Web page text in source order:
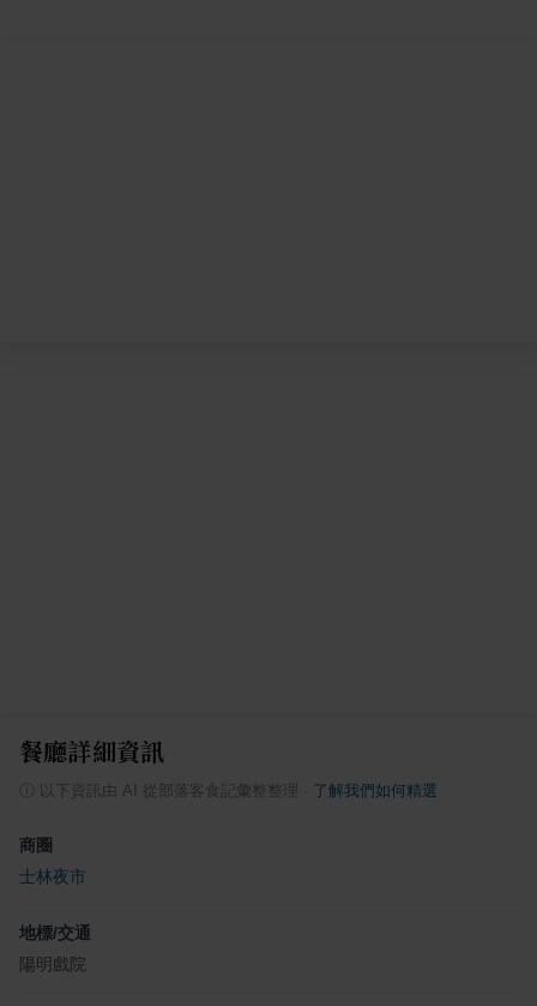
餐廳詳細資訊
以下資訊由 AI 從部落客食記彙整整理 了解我們如何精選
商圈
士林夜市
地標/交通
陽明戲院